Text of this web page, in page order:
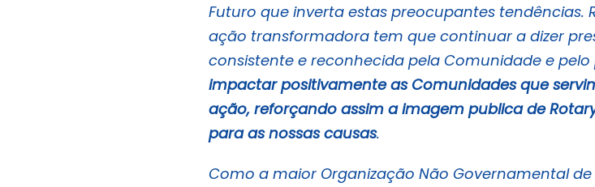
Futuro que inverta estas preocupantes tendências.
ação transformadora tem que continuar a dizer
consistente e reconhecida pela Comunidade e
impactar positivamente as Comunidades que
ação, reforçando assim a imagem publica de
para as nossas causas.
Como a maior Organização Não Governamental